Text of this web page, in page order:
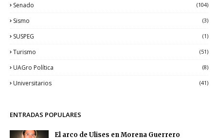
Senado (104)
Sismo (3)
SUSPEG (1)
Turismo (51)
UAGro Política (8)
Universitarios (41)
ENTRADAS POPULARES
El arco de Ulises en Morena Guerrero